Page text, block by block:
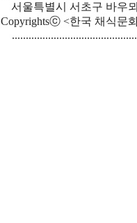
서울특별시 서초구 바우
Copyrightsⓒ <한국 채식문